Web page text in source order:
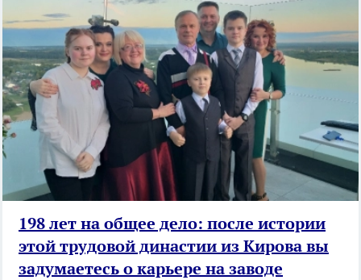
198 лет на общее дело: после истории
этой трудовой династии из Кирова вы
задумаетесь о карьере на заводе